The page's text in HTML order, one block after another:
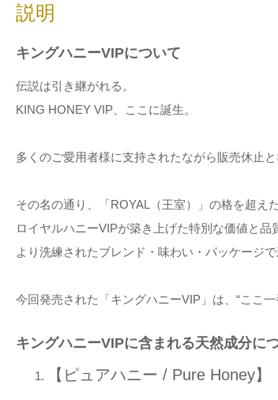
説明
キングハニーVIPについて
伝説は引き継がれる。
KING HONEY VIP、ここに誕生。
多くのご愛用者様に支持されたながら販売休止
その名の通り、「ROYAL（王室）」の格を超え
ロイヤルハニーVIPが築き上げた特別な価値と品
より洗練されたブレンド・味わい・パッケージ
今回発売された「キングハニーVIP」は、“ここ
キングハニーVIPに含まれる天然成分に
【ピュアハニー / Pure Honey】